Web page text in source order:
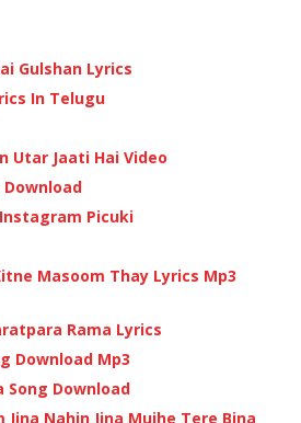
Gulshan Lyrics
In Telugu
Utar Jaati Hai Video
Download
Picuki
Masoom Thay Lyrics Mp3
Rama Lyrics
Download Mp3
Song Download
Jina Nahin Jina Mujhe Tere Bina